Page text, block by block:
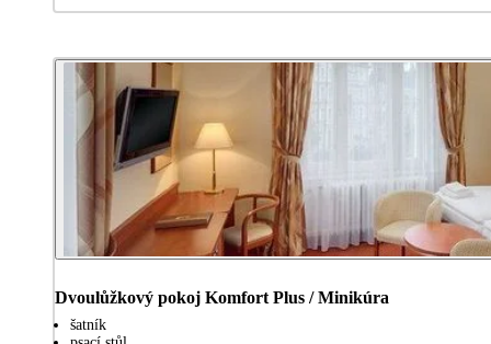
Dvoulůžkový pokoj Komfort Plus / Minikúra
šatník